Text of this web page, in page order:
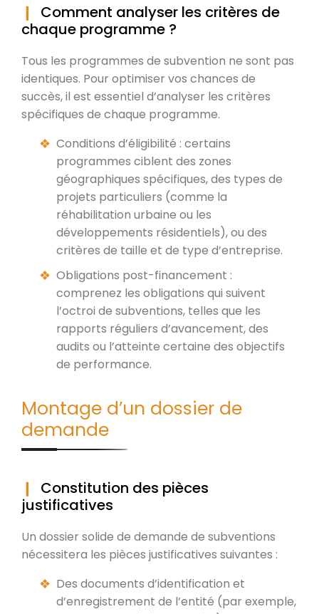
Comment analyser les critères de
chaque programme ?
Tous les programmes de subvention ne sont pas
identiques. Pour optimiser vos chances de
succès, il est essentiel d’analyser les critères
spécifiques de chaque programme.
Conditions d’éligibilité : certains
programmes ciblent des zones
géographiques spécifiques, des types de
projets particuliers (comme la
réhabilitation urbaine ou les
développements résidentiels), ou des
critères de taille et de type d’entreprise.
Obligations post-financement :
comprenez les obligations qui suivent
l’octroi de subventions, telles que les
rapports réguliers d’avancement, des
audits ou l’atteinte certaine des objectifs
de performance.
Montage d’un dossier de
demande
Constitution des pièces
justificatives
Un dossier solide de demande de subventions
nécessitera les pièces justificatives suivantes :
Des documents d’identification et
d’enregistrement de l’entité (par exemple,